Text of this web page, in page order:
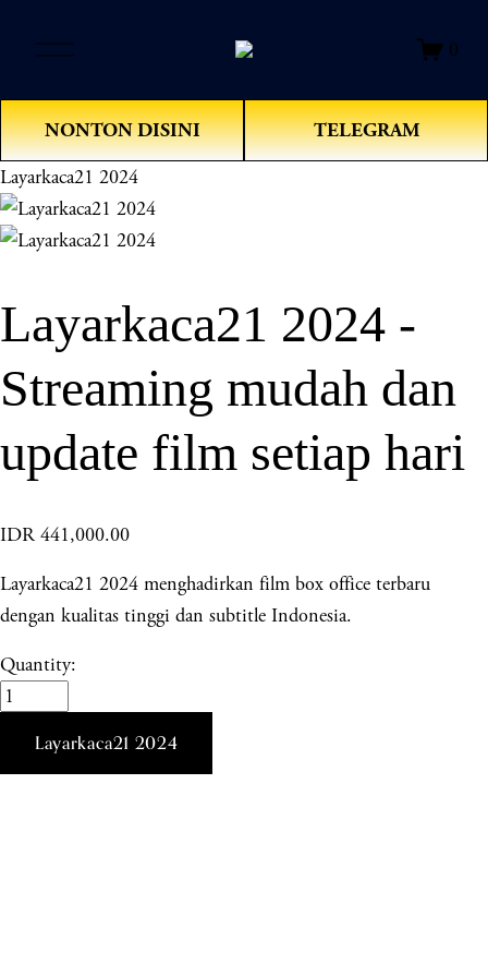
e
n
M
e
u
0
NONTON DISINI TELEGRAM
Layarkaca21 2024
Layarkaca21 2024 -
Streaming mudah dan
update film setiap hari
IDR 441,000.00
Layarkaca21 2024 menghadirkan film box office terbaru
dengan kualitas tinggi dan subtitle Indonesia.
Quantity:
Layarkaca21 2024